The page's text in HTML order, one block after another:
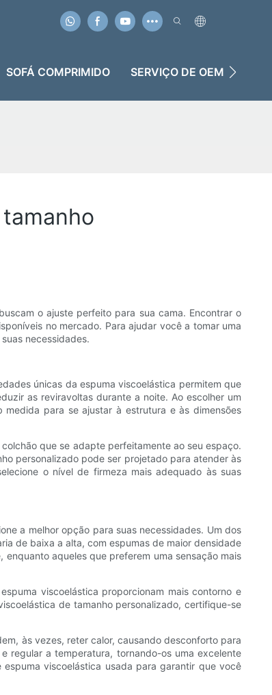
SOFÁ COMPRIMIDO SERVIÇO DE OEM & ODM
o ajuste perfeito para sua cama. Encontrar o
no mercado. Para ajudar você a tomar uma
necessidades.
únicas da espuma viscoelástica permitem que
as reviravoltas durante a noite. Ao escolher um
para se ajustar à estrutura e às dimensões
que se adapte perfeitamente ao seu espaço.
personalizado pode ser projetado para atender às
o nível de firmeza mais adequado às suas
a melhor opção para suas necessidades. Um dos
de baixa a alta, com espumas de maior densidade
aqueles que preferem uma sensação mais
viscoelástica proporcionam mais contorno e
de tamanho personalizado, certifique-se
às vezes, reter calor, causando desconforto para
regular a temperatura, tornando-os uma excelente
viscoelástica usada para garantir que você